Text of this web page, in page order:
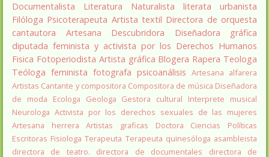
Documentalista
Literatura Naturalista literata
urbanista
Filóloga Psicoterapeuta Artista textil Directora de orquesta
cantautora
Artesana Descubridora
Diseñadora gráfica
diputada feminista y activista por los Derechos Humanos
Fisica Fotoperiodista Artista gráfica Blogera Rapera Teologa
Teóloga feminista fotografa psicoanálisis Artesana alfarera
Artistas Cantante y compositora Compositora de música Diseñadora
de moda
Ecologa Geologa Gestora cultural
Interprete musical
Neurologa Activista por los derechos sexuales de las mujeres
Artesana herrera
Artistas graficas
Doctora Ciencias Políticas
Escritoras Fisiologa Terapeuta Terapeuta quinesóloga asambleista
directora de teatro.
directora de documentales
directora de